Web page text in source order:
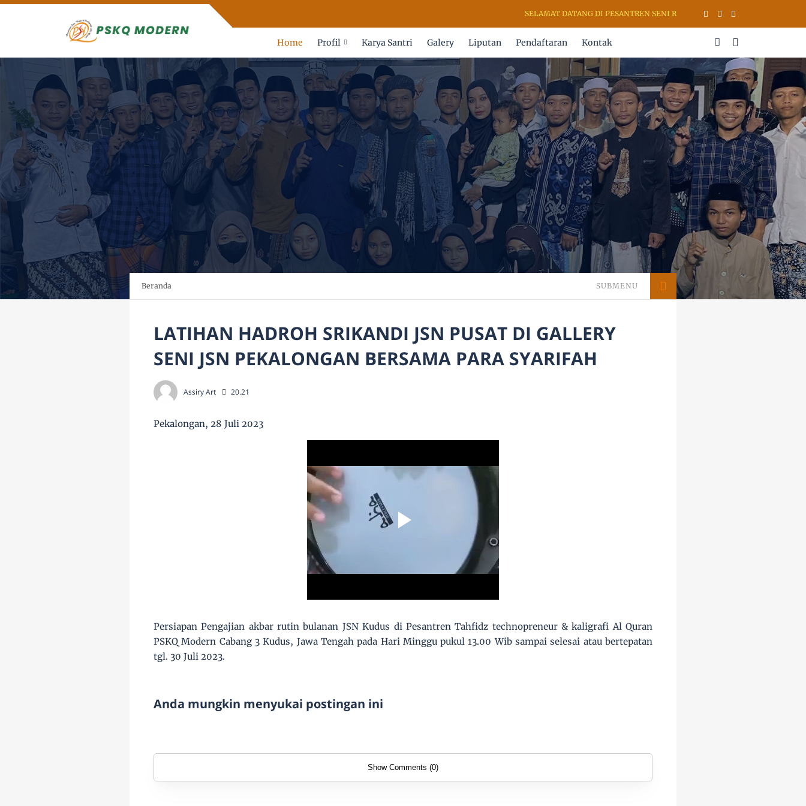
SELAMAT DATANG DI PESANTREN SENI RUPA & KALIGRAFI AL QURAN (PSKQ
Home Profil Karya Santri Galery Liputan Pendaftaran Kontak
Beranda SUBMENU
LATIHAN HADROH SRIKANDI JSN PUSAT DI GALLERY
SENI JSN PEKALONGAN BERSAMA PARA SYARIFAH
Assiry Art 20.21
Pekalongan, 28 Juli 2023
Persiapan Pengajian akbar rutin bulanan JSN Kudus di Pesantren Tahfidz technopreneur & kaligrafi Al Quran
PSKQ Modern Cabang 3 Kudus, Jawa Tengah pada Hari Minggu pukul 13.00 Wib sampai selesai atau bertepatan
tgl. 30 Juli 2023.
Anda mungkin menyukai postingan ini
Show Comments (0)